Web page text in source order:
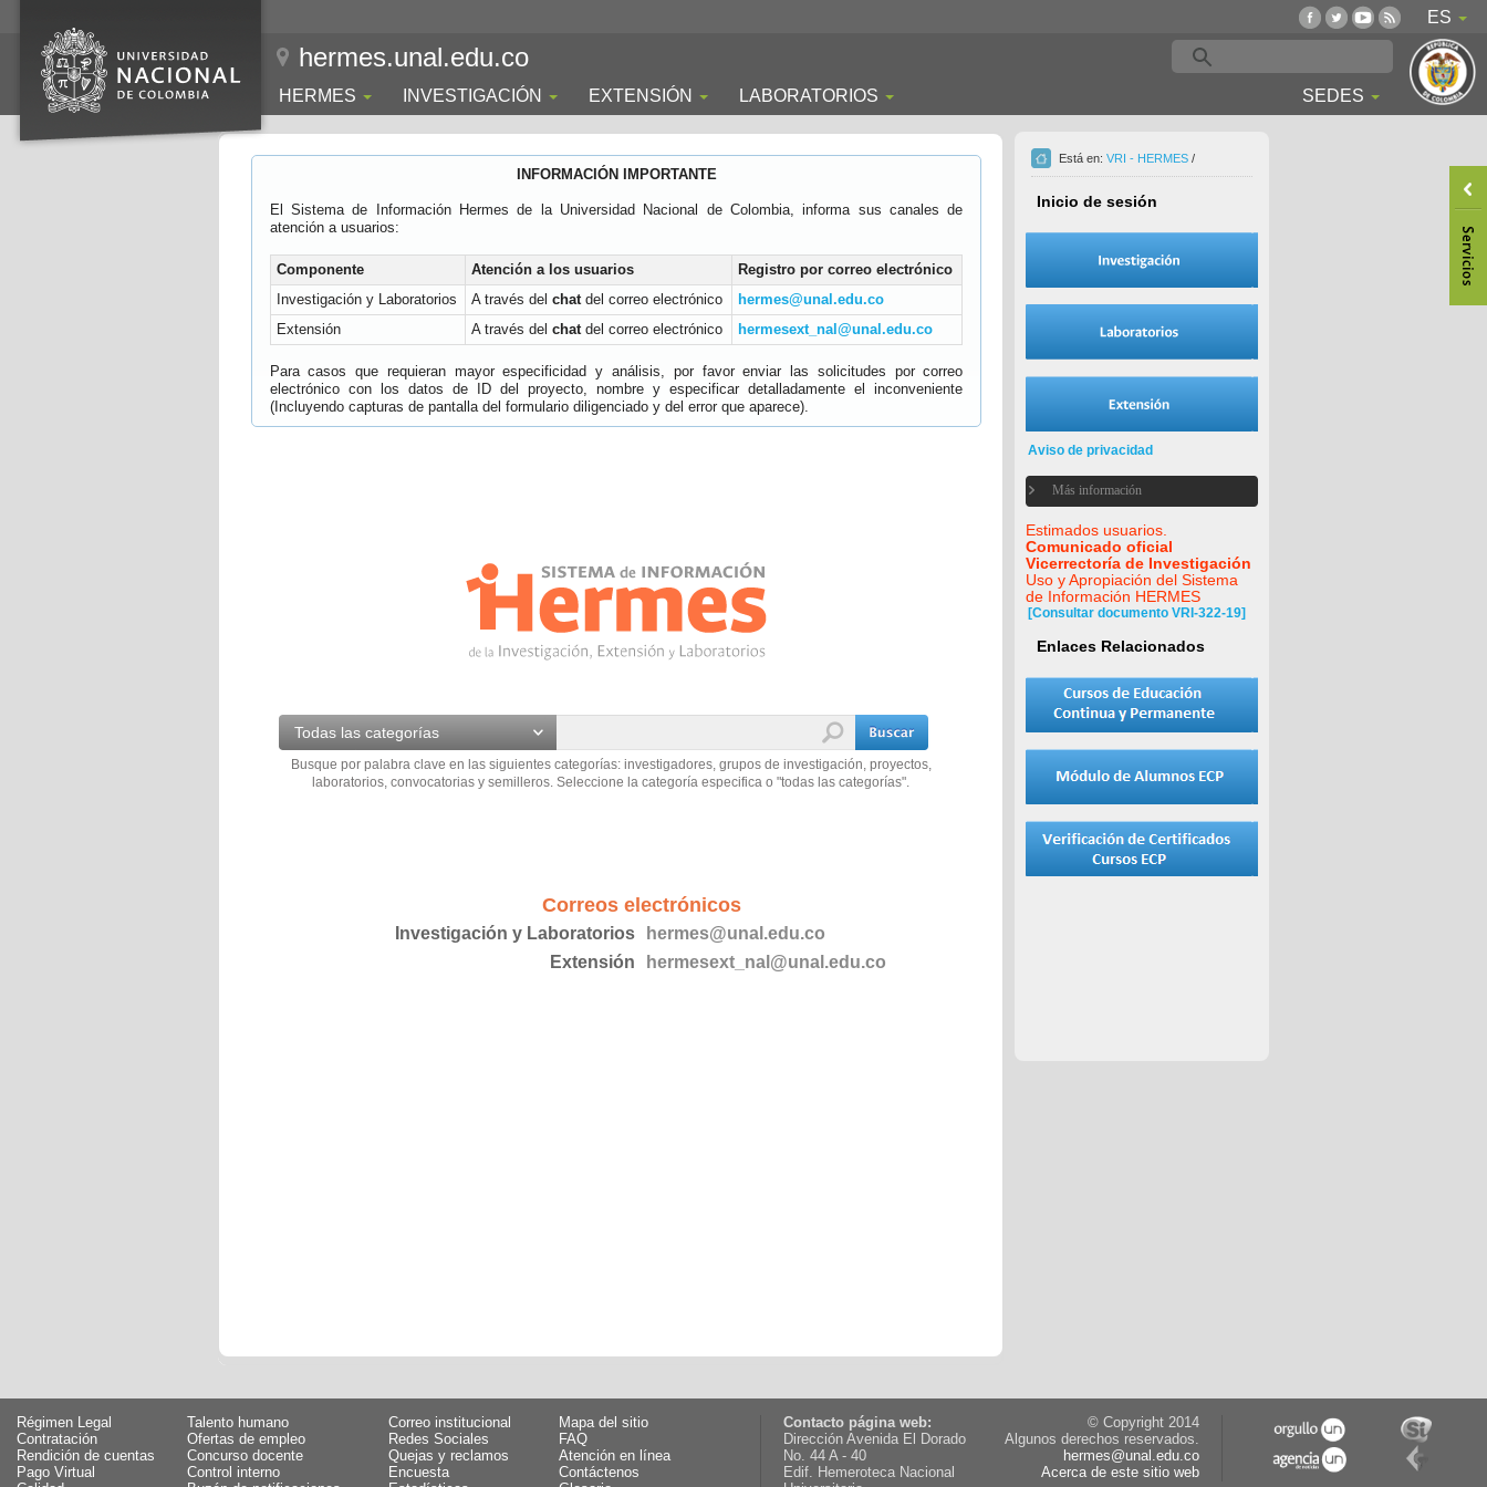
ES
hermes.unal.edu.co
HERMES INVESTIGACIÓN EXTENSIÓN LABORATORIOS SEDES
INFORMACIÓN IMPORTANTE
El Sistema de Información Hermes de la Universidad Nacional de Colombia, informa sus canales de
atención a usuarios:
Componente Atención a los usuarios
Registro por correo electrónico
Investigación y Laboratorios
A través del chatdel correo electrónico
hermes@unal.edu.co
Extensión
A través del chatdel correo electrónico hermesext_nal@unal.edu.co
Para casos que requieran mayor especificidad y análisis, por favor enviar las solicitudes por correo
electrónico con los datos de ID del proyecto, nombre y especificar detalladamente el inconveniente
(Incluyendo capturas de pantalla del formulario diligenciado y del error que aparece).
Todas las categorías
Busque por palabra clave en las siguientes categorías: investigadores, grupos de investigación, proyectos,
laboratorios, convocatorias y semilleros. Seleccione la categoría especifica o "todas las categorías".
Correos electrónicos
Investigación y Laboratorios
hermes@unal.edu.co
Extensión
hermesext_nal@unal.edu.co
Está en: VRI - HERMES /
Inicio de sesión
Aviso de privacidad
Más información
Estimados usuarios.
Comunicado oficial
Vicerrectoría de Investigación
Uso y Apropiación del Sistema
de Información HERMES
[Consultar documento VRI-322-19]
Enlaces Relacionados
Régimen Legal
Talento humano
Contratación
Ofertas de empleo
Rendición de cuentas
Concurso docente
Pago Virtual
Control interno
Correo institucional
Mapa del sitio
Redes Sociales
FAQ
Quejas y reclamos
Atención en línea
Encuesta
Contáctenos
Contacto página web:
Dirección Avenida El Dorado
No. 44 A - 40
Edif. Hemeroteca Nacional
© Copyright 2014
Algunos derechos reservados.
hermes@unal.edu.co
Acerca de este sitio web